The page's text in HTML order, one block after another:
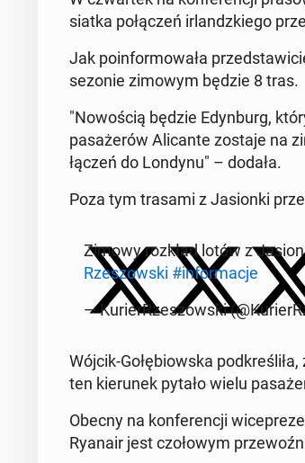
siatka po­łą­czeń ir­landz­kie­go
Jak po­in­for­mo­wa­ła
sezonie zimowym będzie 8 tras.
"No­wo­ścią będzie Edyn­burg,
pa­sa­że­rów Ali­can­te zostaje na
łą­czeń do Londynu" – dodała.
Poza tym trasami z Ja­sion­ki
Zimowy rozkład lotów z
Rze­szow­ski #in­for­ma­cje
— Ku­rier­Rze­szow­ski
Wójcik-Go­łę­biow­ska
ten kie­ru­nek pytało wielu
Obecny na kon­fe­ren­cji
Ryanair jest czo­ło­wym